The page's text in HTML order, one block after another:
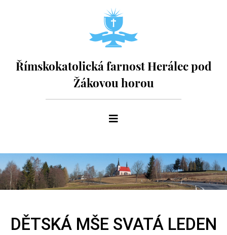
Římskokatolická farnost Herálec pod
Žákovou horou
DĚTSKÁ MŠE SVATÁ LEDEN